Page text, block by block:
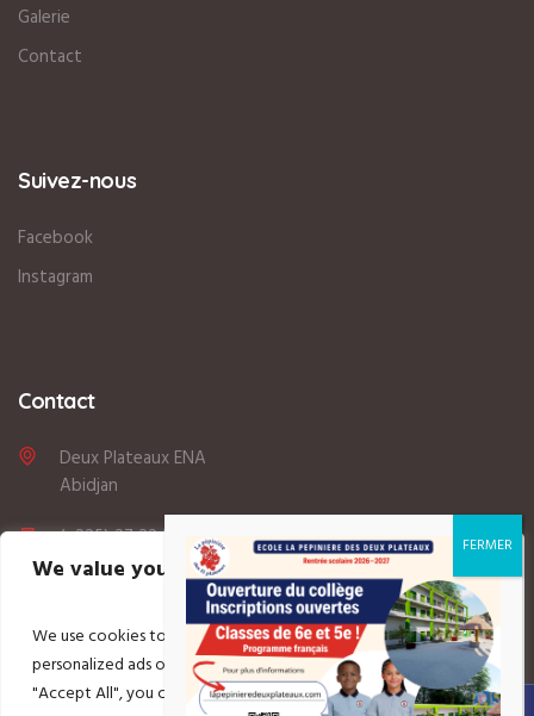
We value your privacy
We use cookies to enhance your browsing experience, serve
personalized ads or content, and analyze our traffic. By clicking
"Accept All", you consent to our use of cookies.
Galerie
Contact
Suivez-nous
Facebook
Instagram
Contact
Deux Plateaux ENA
Abidjan
(+225) 27 22 33 76 49 / 07 77 88 28 76
lapepinieredesdeuxplateaux@gmail.com
Lundi au Vendredi: 8:00 - 17H